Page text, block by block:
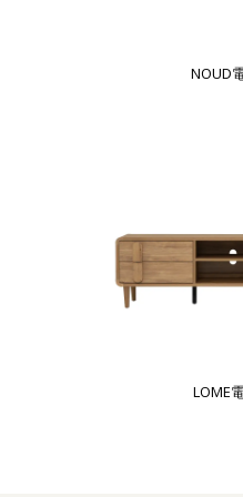
NOUD
LOME